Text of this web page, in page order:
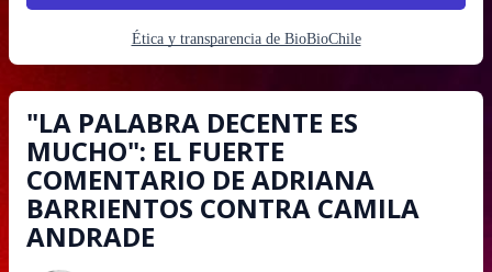
Ética y transparencia de BioBioChile
"LA PALABRA DECENTE ES
MUCHO": EL FUERTE
COMENTARIO DE ADRIANA
BARRIENTOS CONTRA CAMILA
ANDRADE